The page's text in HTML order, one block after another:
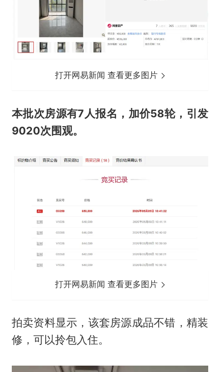
打开网易新闻 查看更多图片
本批次房源有7人报名，加价58轮，引发
9020次围观。
打开网易新闻 查看更多图片
拍卖资料显示，该套房源成品不错，精装
修，可以拎包入住。